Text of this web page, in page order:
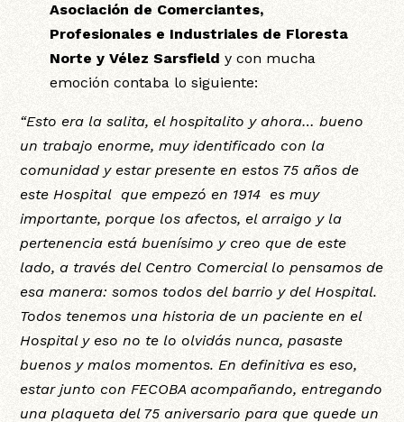
Asociación de Comerciantes,
Profesionales e Industriales de Floresta
Norte y Vélez Sarsfield y con mucha
emoción contaba lo siguiente:
“Esto era la salita, el hospitalito y ahora… bueno
un trabajo enorme, muy identificado con la
comunidad y estar presente en estos 75 años de
este Hospital que empezó en 1914 es muy
importante, porque los afectos, el arraigo y la
pertenencia está buenísimo y creo que de este
lado, a través del Centro Comercial lo pensamos de
esa manera: somos todos del barrio y del Hospital.
Todos tenemos una historia de un paciente en el
Hospital y eso no te lo olvidás nunca, pasaste
buenos y malos momentos. En definitiva es eso,
estar junto con FECOBA acompañando, entregando
una plaqueta del 75 aniversario para que quede un